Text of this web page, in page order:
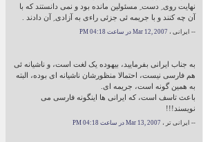
نهایت روی ِ دست ِ مسئولین مانده بود و نمی دانستند که با
آن چه کنند و با جریمه ئی جزئی راءی به آزادی ِ آن دادند .
-- ایرانی ،Mar 12, 2007 در ساعت 04:18 PM
به جناب ایرانی بفرمایید، بیهوده یک لغت است، و ناشیانه ئی
هم فارسی نیست، احتمالا منظورشان ناشیانه ای بوده، البته
به همین گونه است، جریمه ای.
باعث تاسف است، که ایرانی ها اینگونه فارسی می
نویسند!!!
-- ایرانی تر ،Mar 13, 2007 در ساعت 04:18 PM